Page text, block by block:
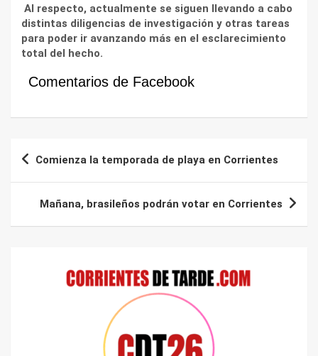
Al respecto, actualmente se siguen llevando a cabo
distintas diligencias de investigación y otras tareas
para poder ir avanzando más en el esclarecimiento
total del hecho.
Comentarios de Facebook
Navegación
Comienza la temporada de playa en Corrientes
Mañana, brasileños podrán votar en Corrientes